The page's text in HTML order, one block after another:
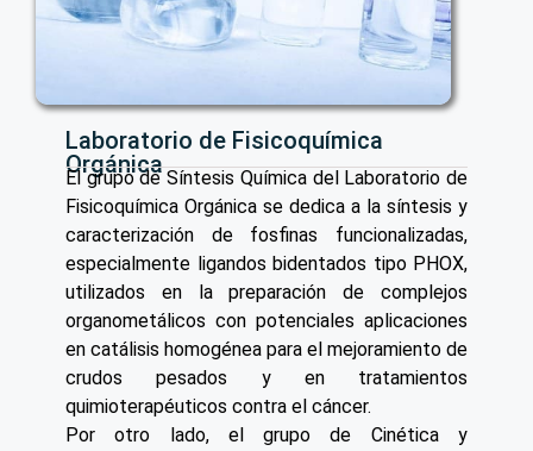
Laboratorio de Fisicoquímica
Orgánica
El grupo de Síntesis Química del Laboratorio de
Fisicoquímica Orgánica se dedica a la síntesis y
caracterización de fosfinas funcionalizadas,
especialmente ligandos bidentados tipo PHOX,
utilizados en la preparación de complejos
organometálicos con potenciales aplicaciones
en catálisis homogénea para el mejoramiento de
crudos pesados y en tratamientos
quimioterapéuticos contra el cáncer.
Por otro lado, el grupo de Cinética y